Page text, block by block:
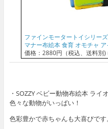
ファインモータートイシリー
マナー布絵本 食育 オモチャ ア
価格：2880円（税込、送料別)
・SOZZY ベビー動物布絵本 ライ
色々な動物がいっぱい！
色彩豊かで赤ちゃんも大喜びです。